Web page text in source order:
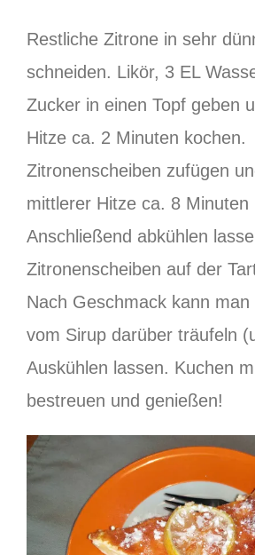
Restliche Zitrone in sehr
schneiden. Likör, 3 EL
Zucker in einen Topf geben
Hitze ca. 2 Minuten kochen.
Zitronenscheiben zufügen
mittlerer Hitze ca. 8 Minuten
Anschließend abkühlen
Zitronenscheiben auf der
Nach Geschmack kann
vom Sirup darüber träufeln
Auskühlen lassen. Kuchen
bestreuen und genießen!